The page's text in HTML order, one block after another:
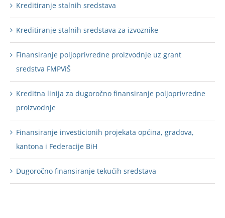
Kreditiranje stalnih sredstava
Kreditiranje stalnih sredstava za izvoznike
Finansiranje poljoprivredne proizvodnje uz grant
sredstva FMPViŠ
Kreditna linija za dugoročno finansiranje poljoprivredne
proizvodnje
Finansiranje investicionih projekata općina, gradova,
kantona i Federacije BiH
Dugoročno finansiranje tekućih sredstava